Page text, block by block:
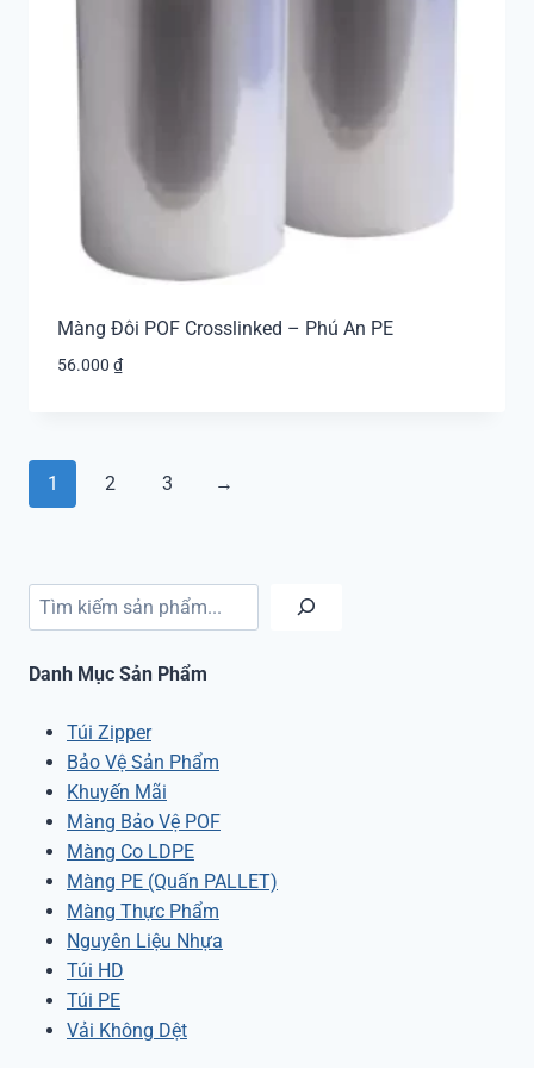
Màng Đôi POF Crosslinked – Phú An PE
56.000 ₫
1 2 3 →
Tìm kiếm
Danh Mục Sản Phẩm
Túi Zipper
Bảo Vệ Sản Phẩm
Khuyến Mãi
Màng Bảo Vệ POF
Màng Co LDPE
Màng PE (Quấn PALLET)
Màng Thực Phẩm
Nguyên Liệu Nhựa
Túi HD
Túi PE
Vải Không Dệt